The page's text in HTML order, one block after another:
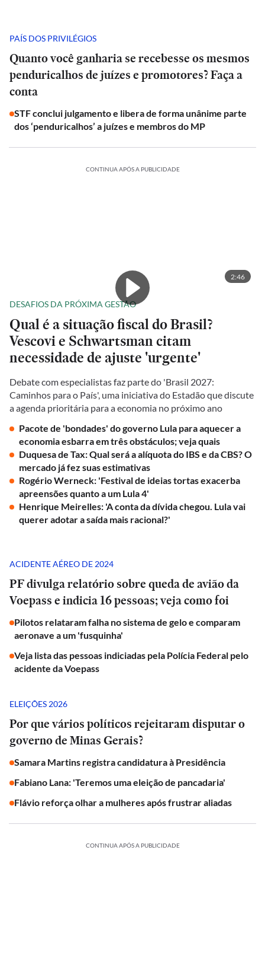
PAÍS DOS PRIVILÉGIOS
Quanto você ganharia se recebesse os mesmos
penduricalhos de juízes e promotores? Faça a
conta
STF conclui julgamento e libera de forma unânime parte
dos ‘penduricalhos’ a juízes e membros do MP
CONTINUA APÓS A PUBLICIDADE
2:46
DESAFIOS DA PRÓXIMA GESTÃO
Qual é a situação fiscal do Brasil?
Vescovi e Schwartsman citam
necessidade de ajuste 'urgente'
Debate com especialistas faz parte do 'Brasil 2027:
Caminhos para o País', uma iniciativa do Estadão que discute
a agenda prioritária para a economia no próximo ano
Pacote de 'bondades' do governo Lula para aquecer a
economia esbarra em três obstáculos; veja quais
Duquesa de Tax: Qual será a alíquota do IBS e da CBS? O
mercado já fez suas estimativas
Rogério Werneck: 'Festival de ideias tortas exacerba
apreensões quanto a um Lula 4'
Henrique Meirelles: 'A conta da dívida chegou. Lula vai
querer adotar a saída mais racional?'
ACIDENTE AÉREO DE 2024
PF divulga relatório sobre queda de avião da
Voepass e indicia 16 pessoas; veja como foi
Pilotos relataram falha no sistema de gelo e comparam
aeronave a um 'fusquinha'
Veja lista das pessoas indiciadas pela Polícia Federal pelo
acidente da Voepass
ELEIÇÕES 2026
Por que vários políticos rejeitaram disputar o
governo de Minas Gerais?
Samara Martins registra candidatura à Presidência
Fabiano Lana: 'Teremos uma eleição de pancadaria'
Flávio reforça olhar a mulheres após frustrar aliadas
CONTINUA APÓS A PUBLICIDADE